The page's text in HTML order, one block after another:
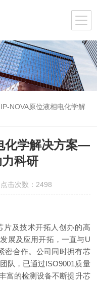
NOVA原位液相电化学解
化学解决方案—
科研
击次数：2498
片及技术开拓人 创办的高
展及应用开拓，一直与U
密合作。公司同时拥有芯
队，已通过ISO9001 质量
富的检测设备不断提升芯